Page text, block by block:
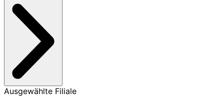
Ausgewählte Filiale